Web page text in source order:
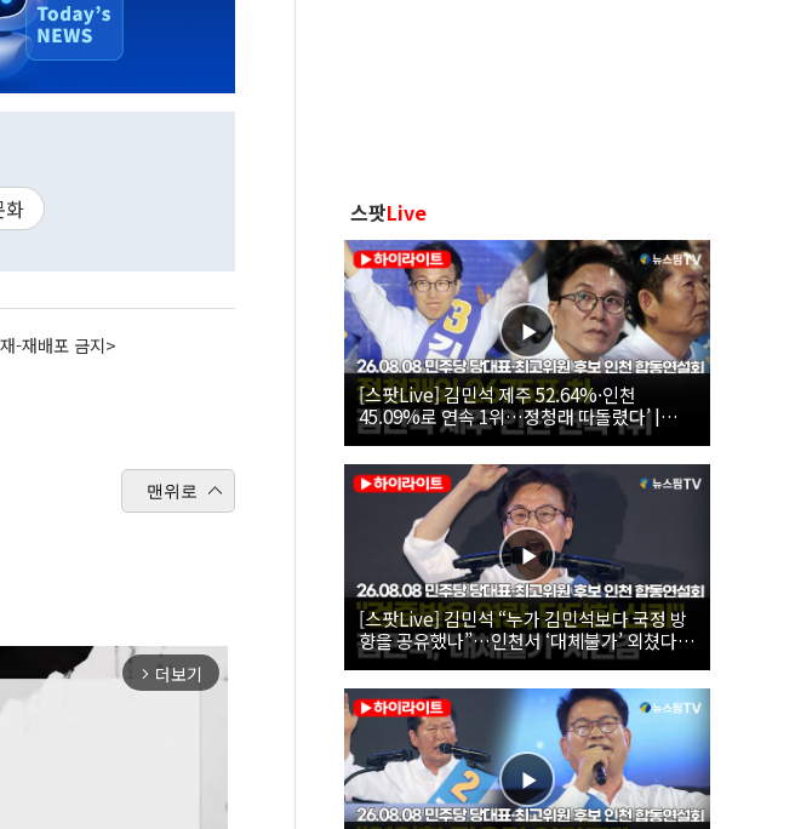
화
-재배포 금지>
맨위로
arrow_forward_ios 더보기
스팟Live
[스팟Live] 김민석 제주 52.64%·인천
45.09%로 연속 1위…정청래 따돌렸다’ |
26.08.08 더불어민주당 당대표·최고위원 후
보 인천 합동연설회
[스팟Live] 김민석 “누가 김민석보다 국정 방
향을 공유했나”…인천서 ‘대체불가’ 외쳤다 |
26.08.08 더불어민주당 당대표·최고위원 후
보 인천 합동연설회